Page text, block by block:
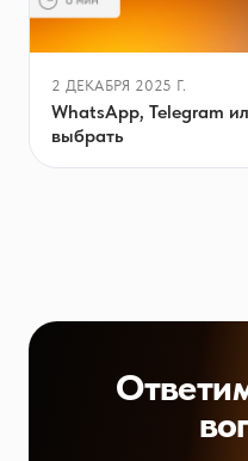
2 ДЕКАБРЯ 2025 Г.
WhatsApp, Telegram
выбрать